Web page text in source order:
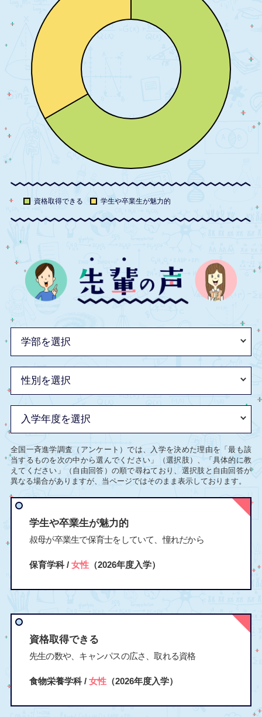
資格取得できる 学生や卒業生が魅力的
全国一斉進学調査（アンケート）では、入学を決めた理由を「最も該
当するものを次の中から選んでください」（選択肢）、「具体的に教
えてください」（自由回答）の順で尋ねており、選択肢と自由回答が
異なる場合がありますが、当ページではそのまま表示しております。
学生や卒業生が魅力的
叔母が卒業生で保育士をしていて、憧れだから
保育学科 / 女性（2026年度入学）
資格取得できる
先生の数や、キャンパスの広さ、取れる資格
食物栄養学科 / 女性（2026年度入学）